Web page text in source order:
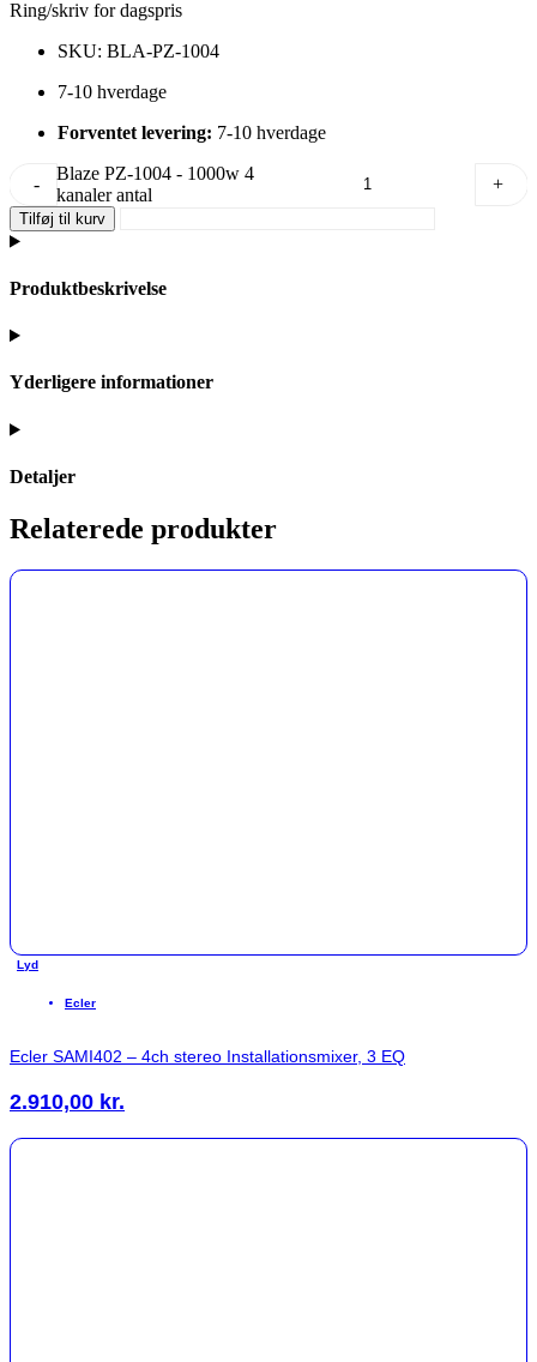
Ring/skriv for dagspris
SKU: BLA-PZ-1004
7-10 hverdage
Forventet levering: 7-10 hverdage
-
Blaze PZ-1004 - 1000w 4
kanaler antal
+
Tilføj til kurv
Produktbeskrivelse
Yderligere informationer
Detaljer
Relaterede produkter
Lyd
Ecler
Ecler SAMI402 – 4ch stereo Installationsmixer, 3 EQ
2.910,00 kr.